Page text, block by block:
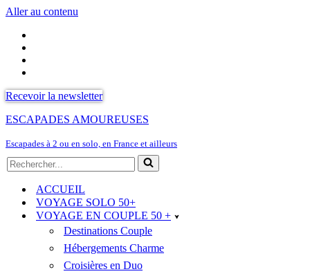
Aller au contenu
Recevoir la newsletter
ESCAPADES AMOUREUSES
Escapades à 2 ou en solo, en France et ailleurs
Rechercher...
ACCUEIL
VOYAGE SOLO 50+
VOYAGE EN COUPLE 50 +
Destinations Couple
Hébergements Charme
Croisières en Duo